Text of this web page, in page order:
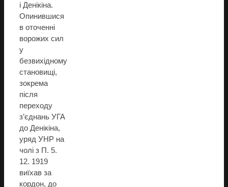
і Денікіна.
Опинившися
в оточенні
ворожих сил
у
безвихідному
становищі,
зокрема
після
переходу
з’єднань УГА
до Денікіна,
уряд УНР на
чолі з П. 5.
12. 1919
виїхав за
кордон, до